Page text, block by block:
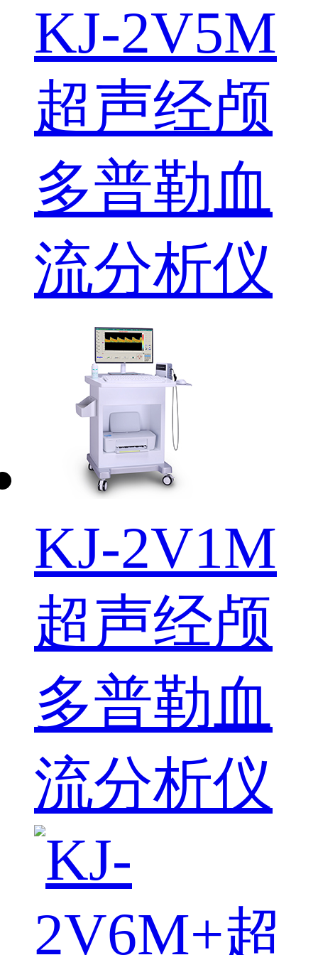
KJ-2V5M
超声经颅
多普勒血
流分析仪
KJ-2V1M
超声经颅
多普勒血
流分析仪